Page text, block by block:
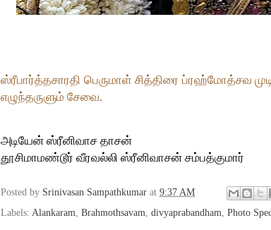
ஸ்ரீபார்த்தசாரதி பெருமாள் சித்திரை ப்ரஹ்மோத்சவ
எழுந்தருளும் சேவை.
அடியேன் ஸ்ரீனிவாச தாசன்
தூசிமாமண்டூர் வீரவல்லி ஸ்ரீனிவாசன் சம்பத்குமார்
Posted by Srinivasan Sampathkumar at 9:37 AM
Labels: Alankaram, Brahmothsavam, divyaprabandham, Photo